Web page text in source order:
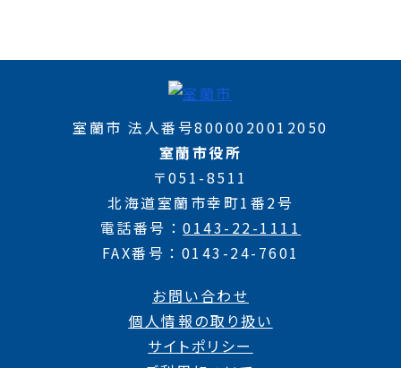
室蘭市 法人番号8000020012050
室蘭市役所
〒051-8511
北海道室蘭市幸町1番2号
電話番号
0143-22-1111
FAX番号
0143-24-7601
お問い合わせ
個人情報の取り扱い
サイトポリシー